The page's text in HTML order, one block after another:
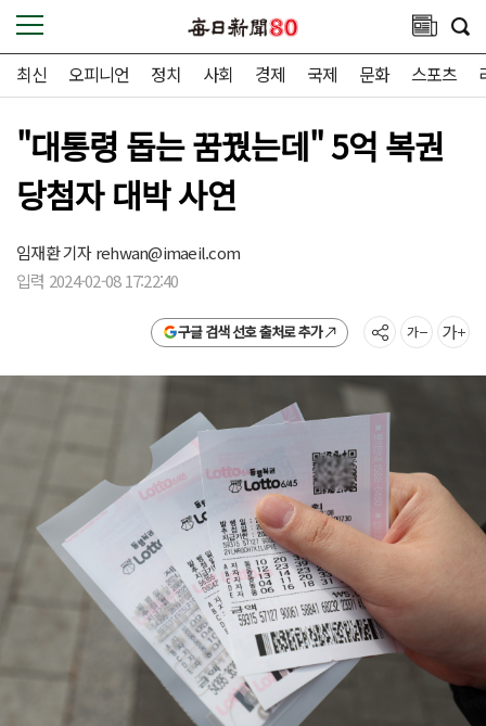
최신 오피니언 정치 사회 경제 국제 문화 스포츠
"대통령 돕는 꿈꿨는데" 5억 복권
당첨자 대박 사연
임재환 기자rehwan@imaeil.com
입력 2024-02-08 17:22:40
구글 검색 선호 출처로 추가